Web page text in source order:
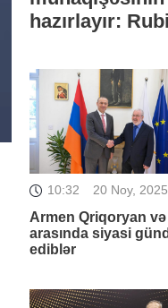
hazırlayır:
10:32 20 Noy, 2025
Armen Qriqoryan
arasında siyasi
ediblər